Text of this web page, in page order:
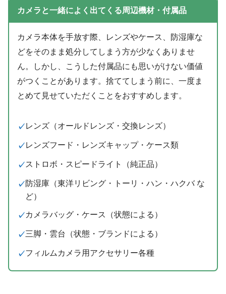
カメラと一緒によく出てくる周辺機材・付属品
カメラ本体を手放す際、レンズやケース、防湿庫な
どをそのまま処分してしまう方が少なくありませ
ん。しかし、こうした付属品にも思いがけない価値
がつくことがあります。捨ててしまう前に、一度ま
とめて見せていただくことをおすすめします。
レンズ（オールドレンズ・交換レンズ）
レンズフード・レンズキャップ・ケース類
ストロボ・スピードライト（純正品）
防湿庫（東洋リビング・トーリ・ハン・ハクバ な
ど）
カメラバッグ・ケース（状態による）
三脚・雲台（状態・ブランドによる）
フィルムカメラ用アクセサリー各種